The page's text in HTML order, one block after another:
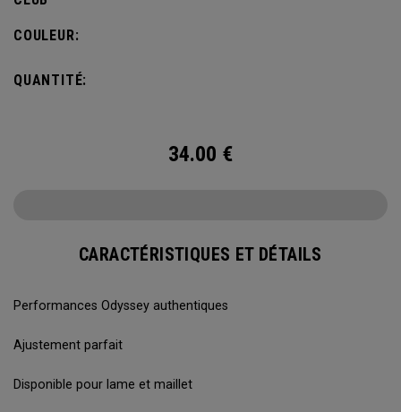
COULEUR:
QUANTITÉ:
34.00 €
CARACTÉRISTIQUES ET DÉTAILS
Performances Odyssey authentiques
Ajustement parfait
Disponible pour lame et maillet